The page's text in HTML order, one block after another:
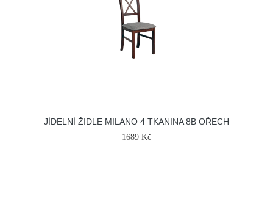
JÍDELNÍ ŽIDLE MILANO 4 TKANINA 8B OŘECH
1689 Kč